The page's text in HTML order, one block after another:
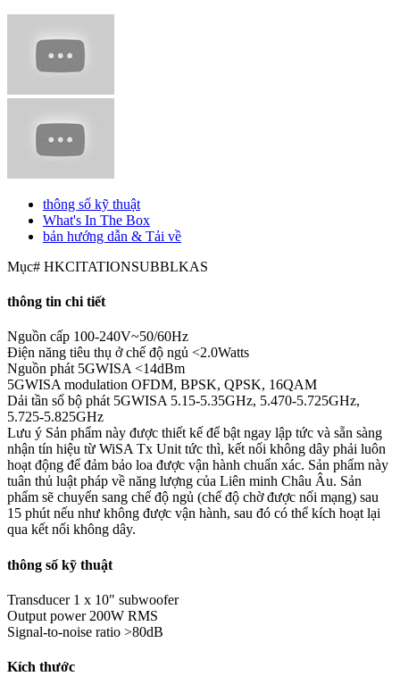
thông số kỹ thuật
What's In The Box
bản hướng dẫn & Tải về
Mục# HKCITATIONSUBBLKAS
thông tin chi tiết
Nguồn cấp 100-240V~50/60Hz
Điện năng tiêu thụ ở chế độ ngủ <2.0Watts
Nguồn phát 5GWISA <14dBm
5GWISA modulation OFDM, BPSK, QPSK, 16QAM
Dải tần số bộ phát 5GWISA 5.15-5.35GHz, 5.470-5.725GHz,
5.725-5.825GHz
Lưu ý Sản phẩm này được thiết kế để bật ngay lập tức và sẵn sàng
nhận tín hiệu từ WiSA Tx Unit tức thì, kết nối không dây phải luôn
hoạt động để đảm bảo loa được vận hành chuẩn xác. Sản phẩm này
tuân thủ luật pháp về năng lượng của Liên minh Châu Âu. Sản
phẩm sẽ chuyển sang chế độ ngủ (chế độ chờ được nối mạng) sau
15 phút nếu như không được vận hành, sau đó có thể kích hoạt lại
qua kết nối không dây.
thông số kỹ thuật
Transducer 1 x 10" subwoofer
Output power 200W RMS
Signal-to-noise ratio >80dB
Kích thước